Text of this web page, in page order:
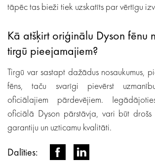
tāpēc tas bieži tiek uzskatīts par vērtīgu
Kā atšķirt oriģinālu Dyson fēnu
tirgū pieejamajiem?
Tirgū var sastapt dažādus nosaukumus,
fēns, taču svarīgi pievērst
oficiālajiem pārdevējiem.
oficiālā Dyson pārstāvja, vari būt
garantiju un uzticamu kvalitāti.
Dalīties: